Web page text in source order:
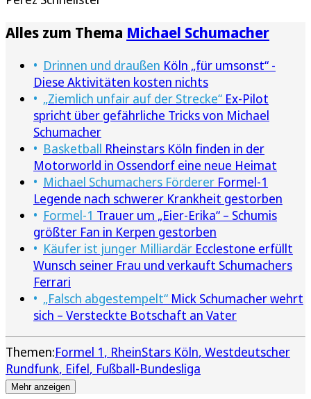
Alles zum Thema Michael Schumacher
Drinnen und draußen Köln „für umsonst“ -
Diese Aktivitäten kosten nichts
„Ziemlich unfair auf der Strecke“ Ex-Pilot
spricht über gefährliche Tricks von Michael
Schumacher
Basketball Rheinstars Köln finden in der
Motorworld in Ossendorf eine neue Heimat
Michael Schumachers Förderer Formel-1
Legende nach schwerer Krankheit gestorben
Formel-1 Trauer um „Eier-Erika“ – Schumis
größter Fan in Kerpen gestorben
Käufer ist junger Milliardär Ecclestone erfüllt
Wunsch seiner Frau und verkauft Schumachers
Ferrari
„Falsch abgestempelt“ Mick Schumacher wehrt
sich – Versteckte Botschaft an Vater
Themen:Formel 1 RheinStars Köln Westdeutscher
Rundfunk Eifel Fußball-Bundesliga
Mehr anzeigen